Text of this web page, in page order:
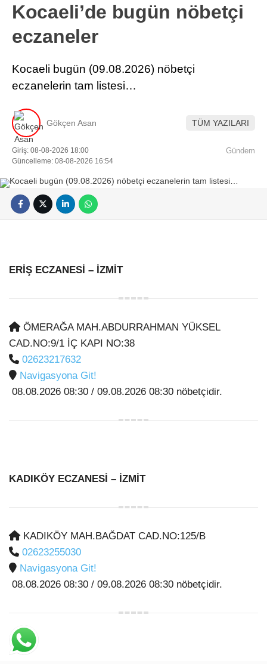
Kocaeli’de bugün nöbetçi
eczaneler
Kocaeli bugün (09.08.2026) nöbetçi
eczanelerin tam listesi…
Gökçen Asan TÜM YAZILARI
Giriş: 08-08-2026 18:00
Güncelleme: 08-08-2026 16:54
Gündem
ERİŞ ECZANESİ – İZMİT
ÖMERAĞA MAH.ABDURRAHMAN YÜKSEL
CAD.NO:9/1 İÇ KAPI NO:38
02623217632
Navigasyona Git!
08.08.2026 08:30 / 09.08.2026 08:30 nöbetçidir.
KADIKÖY ECZANESİ – İZMİT
KADIKÖY MAH.BAĞDAT CAD.NO:125/B
02623255030
Navigasyona Git!
08.08.2026 08:30 / 09.08.2026 08:30 nöbetçidir.